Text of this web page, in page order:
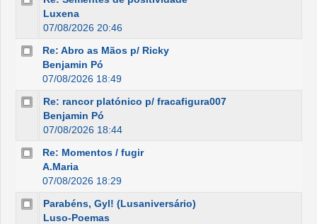
Luxena
07/08/2026 20:46
Re: Abro as Mãos p/ Ricky
Benjamin Pó
07/08/2026 18:49
Re: rancor platónico p/ fracafigura007
Benjamin Pó
07/08/2026 18:44
Re: Momentos / fugir
A.Maria
07/08/2026 18:29
Parabéns, Gyl! (Lusaniversário)
Luso-Poemas